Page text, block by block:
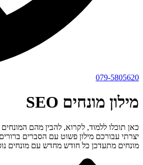
079-5805620
מילון מונחים SEO
יצרתי עבורכם מילון פשוט עם הסברים
מונחים מתעדכן כל חודש מחדש עם מונחים